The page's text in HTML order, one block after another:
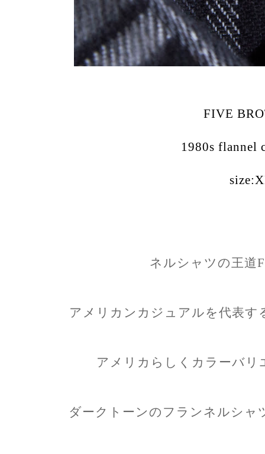
FIVE
1980s flannel
ネルシャツの王道
アメリカンカジュアルを代表
アメリカらしくカラーバリ
ダークトーンのフランネルシ